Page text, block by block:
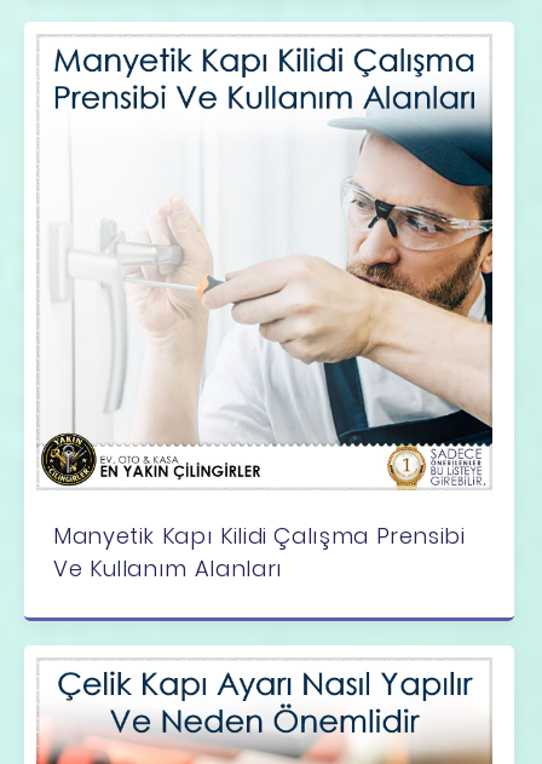
Manyetik Kapı Kilidi Çalışma Prensibi
Ve Kullanım Alanları